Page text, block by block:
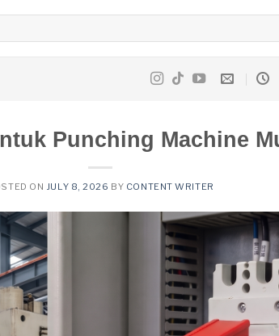
Punching Machine
ON JULY 8, 2026 BY CONTENT WRITER